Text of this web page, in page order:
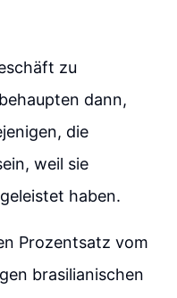
zu
dann,
die
weil sie
haben.
Prozentsatz vom
brasilianischen